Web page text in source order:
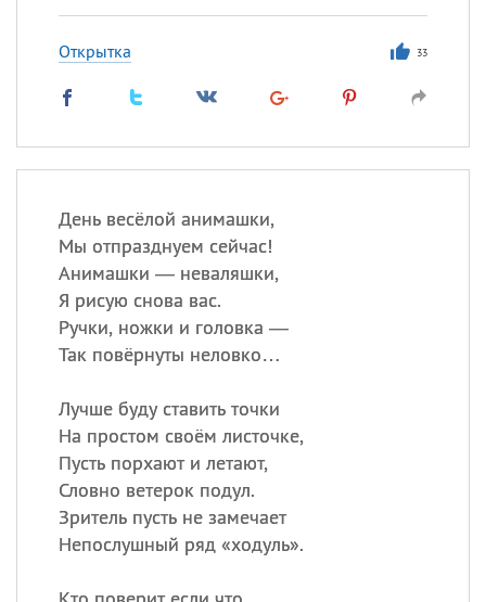
Открытка 33
День весёлой анимашки,
Мы отпразднуем сейчас!
Анимашки — неваляшки,
Я рисую снова вас.
Ручки, ножки и головка —
Так повёрнуты неловко…
Лучше буду ставить точки
На простом своём листочке,
Пусть порхают и летают,
Словно ветерок подул.
Зритель пусть не замечает
Непослушный ряд «ходуль».